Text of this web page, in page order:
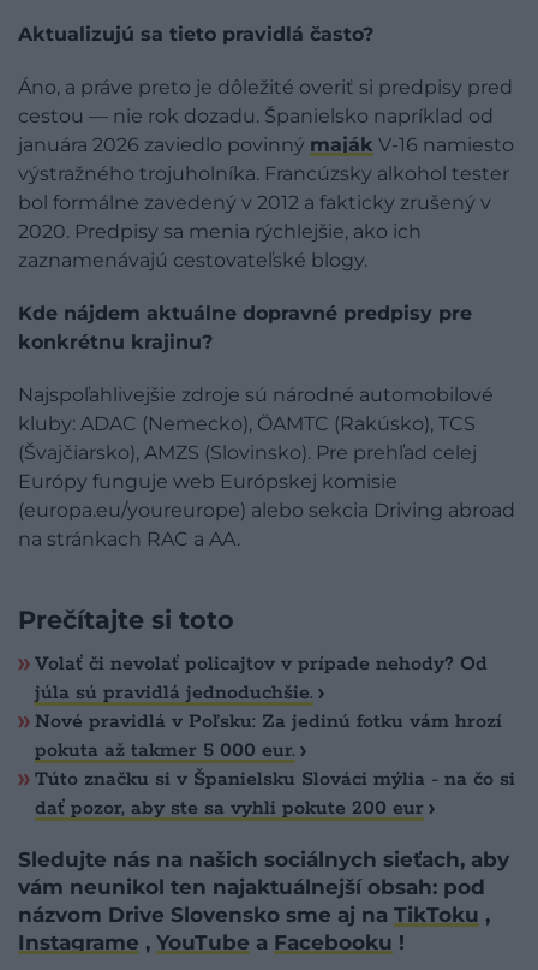
Aktualizujú sa tieto pravidlá často?
Áno, a práve preto je dôležité overiť si predpisy pred
cestou — nie rok dozadu. Španielsko napríklad od
januára 2026 zaviedlo povinný maják V-16 namiesto
výstražného trojuholníka. Francúzsky alkohol tester
bol formálne zavedený v 2012 a fakticky zrušený v
2020. Predpisy sa menia rýchlejšie, ako ich
zaznamenávajú cestovateľské blogy.
Kde nájdem aktuálne dopravné predpisy pre
konkrétnu krajinu?
Najspoľahlivejšie zdroje sú národné automobilové
kluby: ADAC (Nemecko), ÖAMTC (Rakúsko), TCS
(Švajčiarsko), AMZS (Slovinsko). Pre prehľad celej
Európy funguje web Európskej komisie
(europa.eu/youreurope) alebo sekcia Driving abroad
na stránkach RAC a AA.
Prečítajte si toto
Volať či nevolať policajtov v prípade nehody? Od
júla sú pravidlá jednoduchšie.
Nové pravidlá v Poľsku: Za jedinú fotku vám hrozí
pokuta až takmer 5 000 eur.
Túto značku si v Španielsku Slováci mýlia - na čo si
dať pozor, aby ste sa vyhli pokute 200 eur
Sledujte nás na našich sociálnych sieťach, aby
vám neunikol ten najaktuálnejší obsah: pod
názvom Drive Slovensko sme aj na TikToku ,
Instagrame , YouTube a Facebooku !